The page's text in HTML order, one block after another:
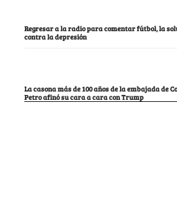
Regresar a la radio para comentar fútbol, la
contra la depresión
La casona más de 100 años de la embajada de
Petro afinó su cara a cara con Trump